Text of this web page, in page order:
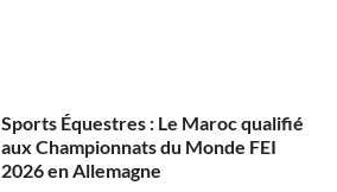
Sports Équestres : Le Maroc qualifié
aux Championnats du Monde FEI
2026 en Allemagne